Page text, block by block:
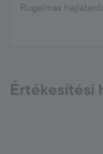
Rugalmas
Értékesítési